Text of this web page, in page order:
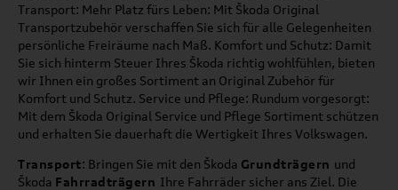
Transport: Mehr Platz fürs Leben: Mit Škoda Original
Transportzubehör verschaffen Sie sich für alle Gelegenheiten
persönliche Freiräume nach Maß. Komfort und Schutz: Damit
Sie sich hinterm Steuer Ihres Škoda richtig wohlfühlen, bieten
wir Ihnen ein großes Sortiment an Original Zubehör für
Komfort und Schutz. Service und Pflege: Rundum vorgesorgt:
Mit dem Škoda Original Service und Pflege Sortiment schützen
und erhalten Sie dauerhaft die Wertigkeit Ihres Volkswagen.
Transport: Bringen Sie mit den Škoda Grundträgern und
Škoda Fahrradträgern Ihre Fahrräder sicher ans Ziel. Die